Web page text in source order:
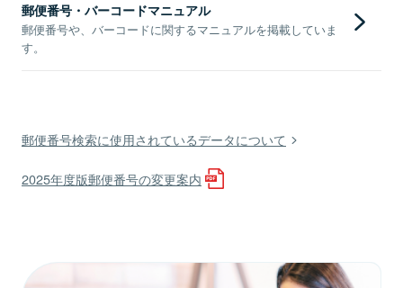
郵便番号・バーコードマニュアル
郵便番号や、バーコードに関するマニュアルを掲載していま
す。
郵便番号検索に使用されているデータについて
2025年度版郵便番号の変更案内